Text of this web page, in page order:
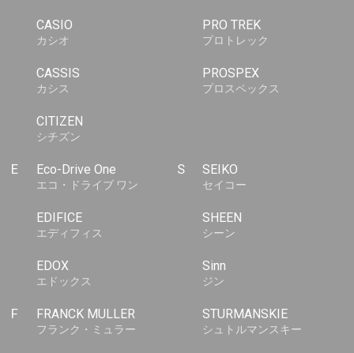
CASIO
カシオ
CASSIS
カシス
CITIZEN
シチズン
E Eco-Drive One
エコ・ドライブ ワン
EDIFICE
エディフィス
EDOX
エドックス
F FRANCK MULLER
フランク・ミュラー
PRO TREK
プロトレック
PROSPEX
プロスペックス
S SEIKO
セイコー
SHEEN
シーン
Sinn
ジン
STURMANSKIE
シュトルマンスキー